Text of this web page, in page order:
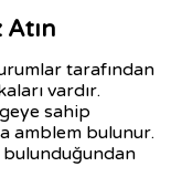
tarafından
vardır.
sahip
amblem bulunur.